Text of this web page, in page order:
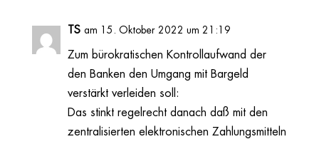
TS am 15. Oktober 2022 um 21:19
Zum bürokratischen Kontrollaufwand der
den Banken den Umgang mit Bargeld
verstärkt verleiden soll:
Das stinkt regelrecht danach daß mit den
zentralisierten elektronischen Zahlungsmitteln